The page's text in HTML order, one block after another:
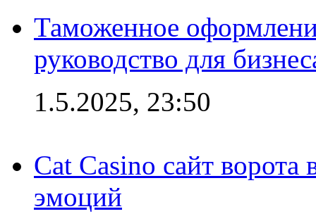
Таможенное
руководство для
1.5.2025, 23:50
Cat Casino сайт
эмоций